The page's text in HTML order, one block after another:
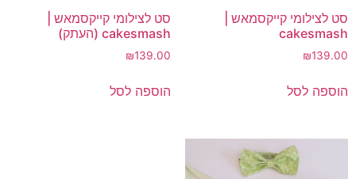
סט לצילומי קייקסמאש |
cakesmash
₪139.00
הוספה לסל
סט לצילומי קייקסמאש |
cakesmash (העתק)
₪139.00
הוספה לסל